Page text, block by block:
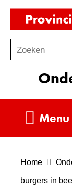
o
Zoeken
Menu
Home
burgers in